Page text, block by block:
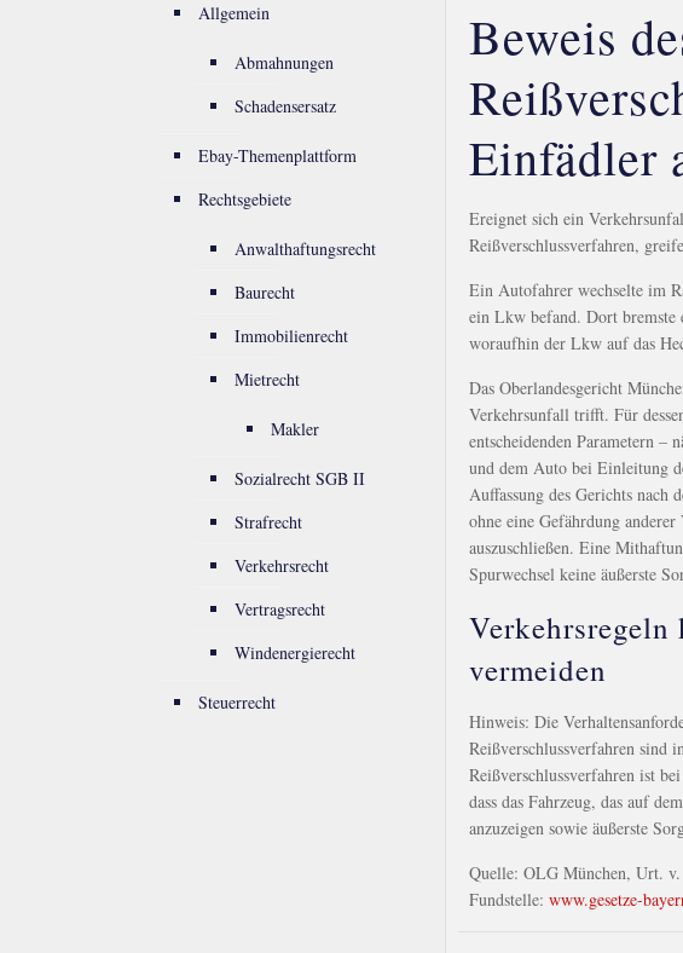
Beweis
Einfädler
Ereignet sich ein
Reißverschlussverfahren,
Ein Autofahrer wechselte im
ein Lkw befand. Dort bremste
woraufhin der Lkw auf das
Das Oberlandesgericht
Verkehrsunfall trifft. Für
entscheidenden Parametern
und dem Auto bei Einleitung
Auffassung des Gerichts nach
ohne eine Gefährdung
auszuschließen. Eine
Spurwechsel keine äußerste
Verkehrsregeln
vermeiden
Hinweis: Die
Reißverschlussverfahren sind
Reißverschlussverfahren ist
dass das Fahrzeug, das auf
anzuzeigen sowie äußerste
Quelle: OLG München, Urt.
Fundstelle: www.gesetze-
Allgemein
Abmahnungen
Schadensersatz
Ebay-Themenplattform
Rechtsgebiete
Anwalthaftungsrecht
Baurecht
Immobilienrecht
Mietrecht
Makler
Sozialrecht SGB II
Strafrecht
Verkehrsrecht
Vertragsrecht
Windenergierecht
Steuerrecht